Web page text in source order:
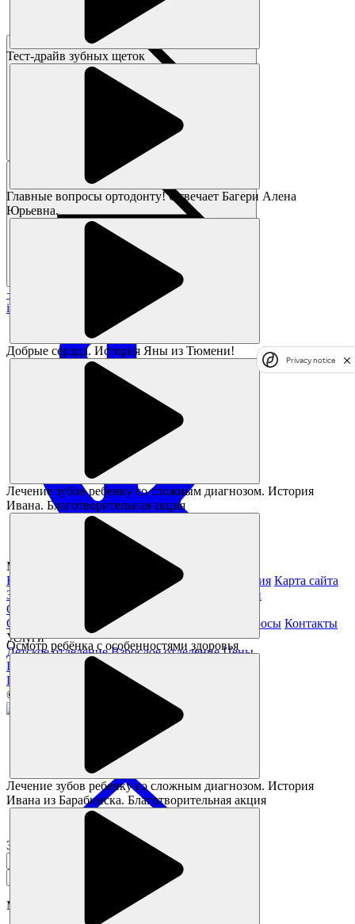
Тест-драйв зубных щеток
Главные вопросы ортодонту! Отвечает Багери Алена
Юрьевна.
Добрые сердца. История Яны из Тюмени!
Лечение зубов ребенку со сложным диагнозом. История
Ивана. Благотворительная акция
Осмотр ребёнка с особенностями здоровья
Лечение зубов ребенку со сложным диагнозом. История
Ивана из Барабинска. Благотворительная акция
+7 383 373-05-05
info@magikids.ru
Magickids Новосибирск, 2026
Благотворительность
Юридическая информация Карта сайта
Заявление на получение справки из налоговой
О нас
О клинике
Специалисты Частые вопросы Контакты
Услуги
Детское отделение Взрослое отделение Цены
Полезное
Памятка пациента
Статьи
© Все права защищены.
Заказать звонок
Мы перезвоним в течении
Privacy notice